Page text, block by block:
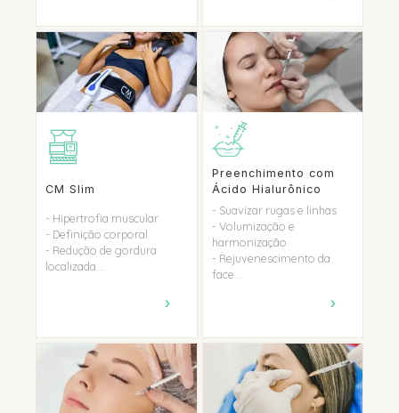
CM Slim
- Hipertrofia muscular
- Definição corporal
- Redução de gordura
localizada...
›
Preenchimento com
Ácido Hialurônico
- Suavizar rugas e linhas
- Volumização e
harmonização
- Rejuvenescimento da
face...
›